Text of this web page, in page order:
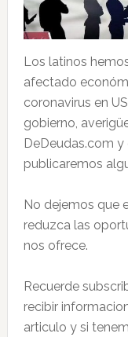
Los latinos
afectado
coronavirus en
gobierno,
DeDeudas.com y
publicaremos
No dejemos que
reduzca las
nos ofrece.
Recuerde
recibir
articulo y si